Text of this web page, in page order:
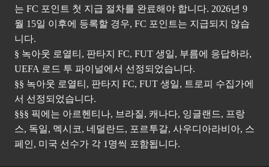
는 FC 포인트 첫 지급 절차를 완료해야 합니다. 2026년 9
월 15일 이후에 등록할 경우, FC 포인트는 지급되지 않습
니다.
§ 녹아웃 로열티, 판타지 FC, FUT 생일, 부름에 응답하라,
UEFA 로드 투 파이널에서 선정되었습니다.
§§ 녹아웃 로열티, 판타지 FC, FUT 생일, 트로피 수집가에
서 선정되었습니다.
§§§ 픽에는 아르헨티나, 브라질, 캐나다, 잉글랜드, 프랑
스, 독일, 멕시코, 네덜란드, 포르투갈, 사우디아라비아, 스
페인, 미국 선수가 각 1명씩 포함됩니다.